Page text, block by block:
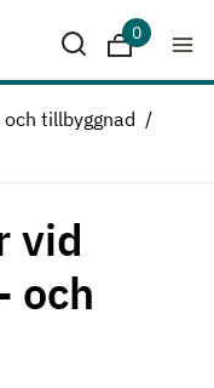
Sparade
0
tillbyggnad
vid
och